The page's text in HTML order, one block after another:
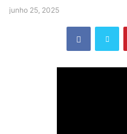
junho 25, 2025